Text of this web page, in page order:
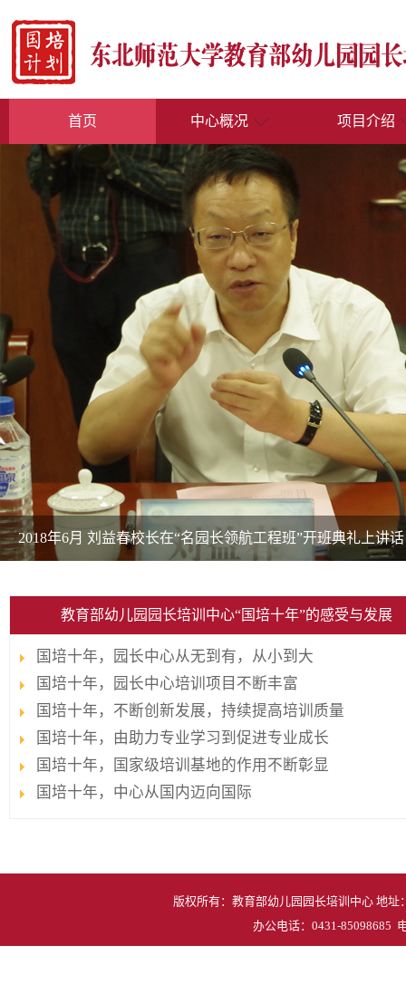
首页 中心概况 项目介绍
2018年6月 刘益春校长在“名园长领航工程班”开班典礼上讲话
教育部幼儿园园长培训中心“国培十年”的感受与发展
国培十年，园长中心从无到有，从小到大
国培十年，园长中心培训项目不断丰富
国培十年，不断创新发展，持续提高培训质量
国培十年，由助力专业学习到促进专业成长
国培十年，国家级培训基地的作用不断彰显
国培十年，中心从国内迈向国际
版权所有：教育部幼儿园园长培训中心 地
办公电话：0431-85098685